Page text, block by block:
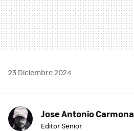
23 Diciembre 2024
Jose Antonio Carmona
Editor Senior